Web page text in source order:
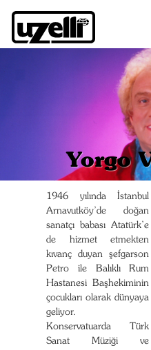
Yorgo
1946 yılında İstanbul
Arnavutköy’de doğan
sanatçı babası Atatürk’e
de hizmet etmekten
kıvanç duyan şefgarson
Petro ile Balıklı Rum
Hastanesi Başhekiminin
çocukları olarak dünyaya
geliyor.
Konservatuarda Türk
Sanat Müziği ve
İbranice gibi çok dilde
şarkı söylüyor. Türk